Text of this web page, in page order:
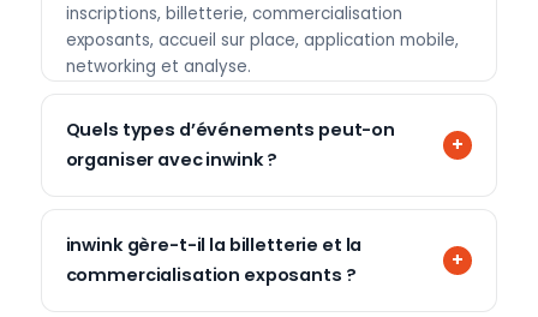
inscriptions, billetterie, commercialisation
exposants, accueil sur place, application mobile,
networking et analyse.
Quels types d’événements peut-on
organiser avec inwink ?
inwink gère-t-il la billetterie et la
commercialisation exposants ?